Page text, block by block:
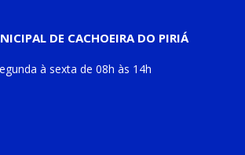
DE CACHOEIRA DO PIRIÁ
à sexta de 08h às 14h